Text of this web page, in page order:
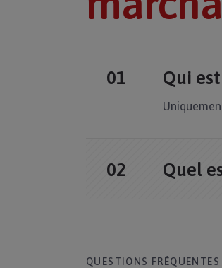
Qui
Quel
QUESTIONS FRÉQUENTES